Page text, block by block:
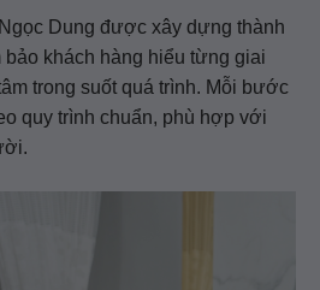
Dung được xây dựng thành
khách hàng hiểu từng giai
trong suốt quá trình. Mỗi bước
quy trình chuẩn, phù hợp với